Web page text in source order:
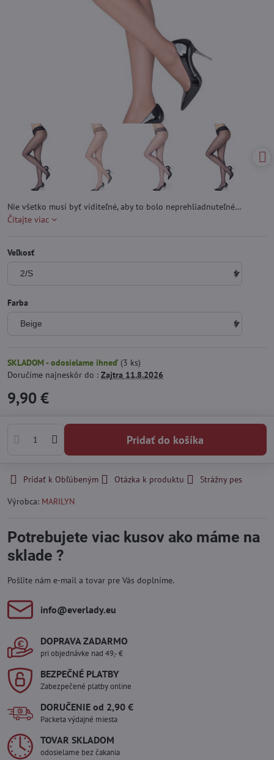
Nie všetko musí byť viditeľné, aby to bolo neprehliadnuteľné…
Čítajte viac
Veľkosť
Farba
SKLADOM - odosielame ihneď (3 ks)
Doručíme najneskôr do : Zajtra 11.8.2026
9,90 €
Pridať do košíka
Pridať k Obľúbeným Otázka k produktu
Strážny pes
Výrobca: MARILYN
Potrebujete viac kusov ako máme na
sklade ?
Pošlite nám e-mail a tovar pre Vás doplníme.
info​@everlady​.eu
DOPRAVA ZADARMO
pri objednávke nad 49,- €
BEZPEČNÉ PLATBY
Zabezpečené platby online
DORUČENIE od 2,90 €
Packeta výdajné miesta
TOVAR SKLADOM
odosielame bez čakania